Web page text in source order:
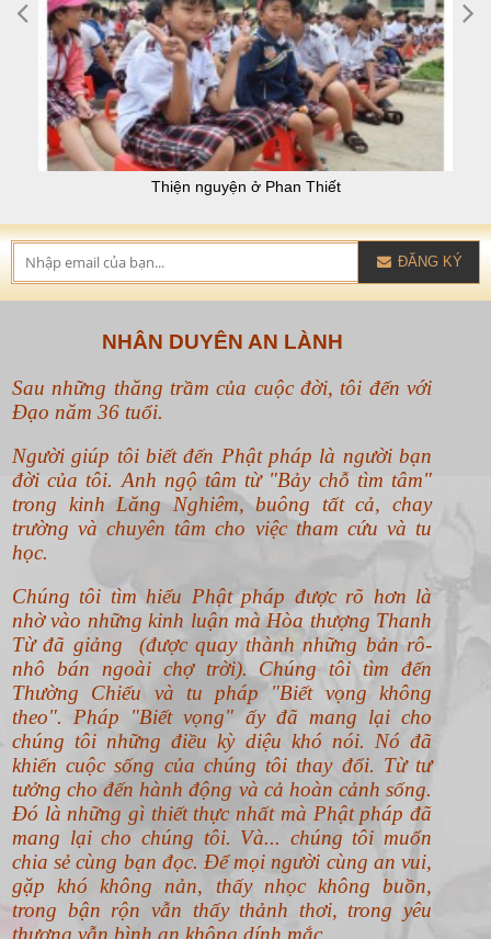
Thiện nguyện Tây nguyên cuối năm 2016
ĐĂNG KÝ
NHÂN DUYÊN AN LÀNH
Sau những thăng trầm của cuộc đời, tôi đến với
Đạo năm 36 tuổi.
Người giúp tôi biết đến Phật pháp là người bạn
đời của tôi. Anh ngộ tâm từ "Bảy chỗ tìm tâm"
trong kinh Lăng Nghiêm, buông tất cả, chay
trường và chuyên tâm cho việc tham cứu và tu
học.
Chúng tôi tìm hiểu Phật pháp được rõ hơn là
nhờ vào những kinh luận mà Hòa thượng Thanh
Từ đã giảng (được quay thành những bản rô-
nhô bán ngoài chợ trời). Chúng tôi tìm đến
Thường Chiếu và tu pháp "Biết vọng không
theo".Pháp "Biết vọng" ấy đã mang lại cho
chúng tôi những điều kỳ diệu khó nói. Nó đã
khiến cuộc sống của chúng tôi thay đổi. Từ tư
tưởng cho đến hành động và cả hoàn cảnh sống.
Đó là những gì thiết thực nhất mà Phật pháp đã
mang lại cho chúng tôi. Và... chúng tôi muốn
chia sẻ cùng bạn đọc. Để mọi người cùng an vui,
gặp khó không nản, thấy nhọc không buồn,
trong bận rộn vẫn thấy thảnh thơi, trong yêu
thương vẫn bình an không dính mắc.